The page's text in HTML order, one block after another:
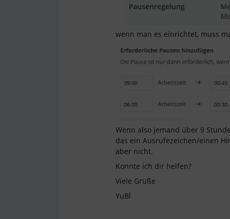
wenn man es einrichtet, muss
Wenn also jemand über 9
das ein Ausrufezeichen/einen
aber nicht.
Konnte ich dir helfen?
Viele Grüße
YuBl